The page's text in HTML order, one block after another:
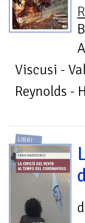
Viscusi -
Reynolds -
LIBRI